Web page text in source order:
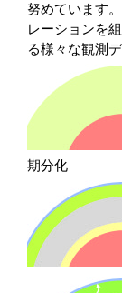
努めています
レーションを
る様々な観測
期分化